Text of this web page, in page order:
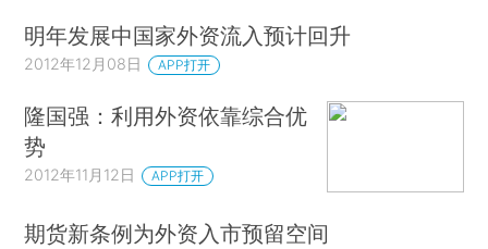
明年发展中国家外资流入预计回升
2012年12月08日 APP打开
隆国强：利用外资依靠综合优
势
2012年11月12日 APP打开
期货新条例为外资入市预留空间